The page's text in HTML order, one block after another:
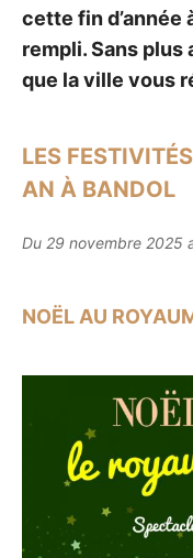
cette fin d’année
rempli. Sans
que la ville vous
LES
AN À BANDOL
Du 29 novembre 2025
NOËL AU